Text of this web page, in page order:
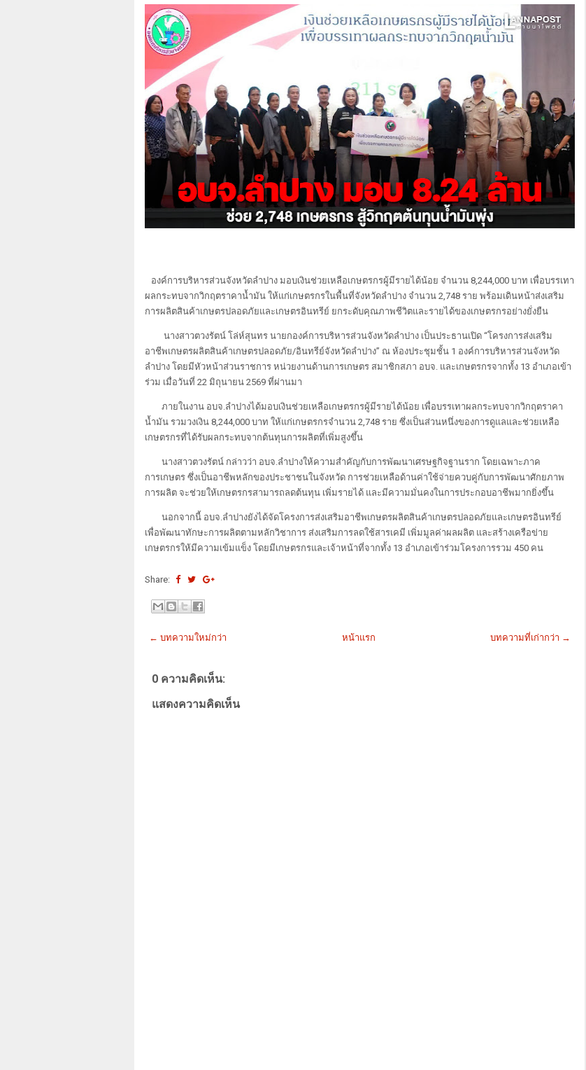
องค์การบริหารส่วนจังหวัดลำปาง มอบเงินช่วยเหลือเกษตรกรผู้มีรายได้น้อย จำนวน 8,244,000 บาท เพื่อบรรเทา
ผลกระทบจากวิกฤตราคาน้ำมัน ให้แก่เกษตรกรในพื้นที่จังหวัดลำปาง จำนวน 2,748 ราย พร้อมเดินหน้าส่งเสริม
การผลิตสินค้าเกษตรปลอดภัยและเกษตรอินทรีย์ ยกระดับคุณภาพชีวิตและรายได้ของเกษตรกรอย่างยั่งยืน
นางสาวตวงรัตน์ โล่ห์สุนทร นายกองค์การบริหารส่วนจังหวัดลำปาง เป็นประธานเปิด “โครงการส่งเสริม
อาชีพเกษตรผลิตสินค้าเกษตรปลอดภัย/อินทรีย์จังหวัดลำปาง” ณ ห้องประชุมชั้น 1 องค์การบริหารส่วนจังหวัด
ลำปาง โดยมีหัวหน้าส่วนราชการ หน่วยงานด้านการเกษตร สมาชิกสภา อบจ. และเกษตรกรจากทั้ง 13 อำเภอเข้า
ร่วม เมื่อวันที่ 22 มิถุนายน 2569 ที่ผ่านมา
ภายในงาน อบจ.ลำปางได้มอบเงินช่วยเหลือเกษตรกรผู้มีรายได้น้อย เพื่อบรรเทาผลกระทบจากวิกฤตราคา
น้ำมัน รวมวงเงิน 8,244,000 บาท ให้แก่เกษตรกรจำนวน 2,748 ราย ซึ่งเป็นส่วนหนึ่งของการดูแลและช่วยเหลือ
เกษตรกรที่ได้รับผลกระทบจากต้นทุนการผลิตที่เพิ่มสูงขึ้น
นางสาวตวงรัตน์ กล่าวว่า อบจ.ลำปางให้ความสำคัญกับการพัฒนาเศรษฐกิจฐานราก โดยเฉพาะภาค
การเกษตร ซึ่งเป็นอาชีพหลักของประชาชนในจังหวัด การช่วยเหลือด้านค่าใช้จ่ายควบคู่กับการพัฒนาศักยภาพ
การผลิต จะช่วยให้เกษตรกรสามารถลดต้นทุน เพิ่มรายได้ และมีความมั่นคงในการประกอบอาชีพมากยิ่งขึ้น
นอกจากนี้ อบจ.ลำปางยังได้จัดโครงการส่งเสริมอาชีพเกษตรผลิตสินค้าเกษตรปลอดภัยและเกษตรอินทรีย์
เพื่อพัฒนาทักษะการผลิตตามหลักวิชาการ ส่งเสริมการลดใช้สารเคมี เพิ่มมูลค่าผลผลิต และสร้างเครือข่าย
เกษตรกรให้มีความเข้มแข็ง โดยมีเกษตรกรและเจ้าหน้าที่จากทั้ง 13 อำเภอเข้าร่วมโครงการรวม 450 คน
Share:
← บทความใหม่กว่า บทความที่เก่ากว่า →
หน้าแรก
0 ความคิดเห็น:
แสดงความคิดเห็น